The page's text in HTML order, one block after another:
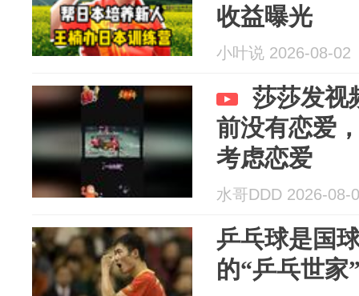
收益曝光
小叶说 2026-08-02
莎莎发视
前没有恋爱
考虑恋爱
水哥DDD 2026-08-
乒乓球是国
的“乒乓世家